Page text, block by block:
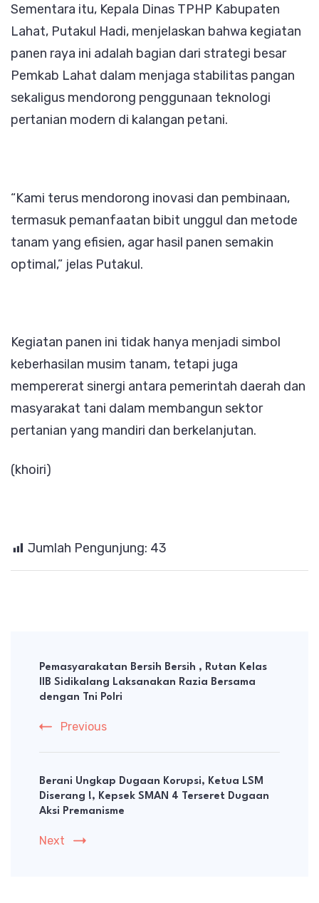
Sementara itu, Kepala Dinas TPHP Kabupaten
Lahat, Putakul Hadi, menjelaskan bahwa kegiatan
panen raya ini adalah bagian dari strategi besar
Pemkab Lahat dalam menjaga stabilitas pangan
sekaligus mendorong penggunaan teknologi
pertanian modern di kalangan petani.
“Kami terus mendorong inovasi dan pembinaan,
termasuk pemanfaatan bibit unggul dan metode
tanam yang efisien, agar hasil panen semakin
optimal,” jelas Putakul.
Kegiatan panen ini tidak hanya menjadi simbol
keberhasilan musim tanam, tetapi juga
mempererat sinergi antara pemerintah daerah dan
masyarakat tani dalam membangun sektor
pertanian yang mandiri dan berkelanjutan.
(khoiri)
Jumlah Pengunjung: 43
Navigation
Pemasyarakatan Bersih Bersih , Rutan Kelas
IIB Sidikalang Laksanakan Razia Bersama
dengan Tni Polri
Previous
Berani Ungkap Dugaan Korupsi, Ketua LSM
Diserang !, Kepsek SMAN 4 Terseret Dugaan
Aksi Premanisme
Next